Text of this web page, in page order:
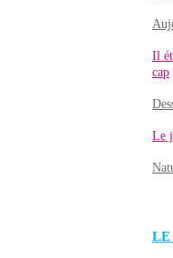
Il
cap
Le
LE